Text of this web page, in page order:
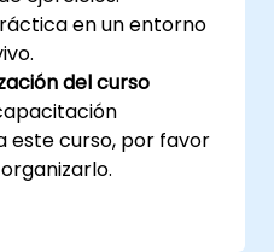
en un entorno
del curso
este curso, por favor